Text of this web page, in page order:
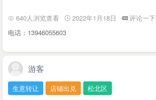
640人浏览查看 2022年1月18日
评论一
电话：13946055603
游客
生意转让 店铺出兑 松北区